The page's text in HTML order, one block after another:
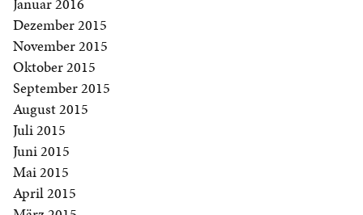
Dezember 2015
November 2015
Oktober 2015
September 2015
August 2015
Juli 2015
Juni 2015
Mai 2015
April 2015